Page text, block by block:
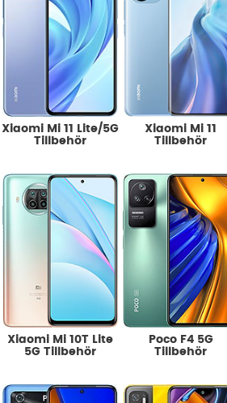
Xiaomi Mi 11 Lite/5G
Tillbehör
Xiaomi Mi 11
Tillbehör
Xiaomi Mi 10T Lite
5G Tillbehör
Poco F4 5G
Tillbehör